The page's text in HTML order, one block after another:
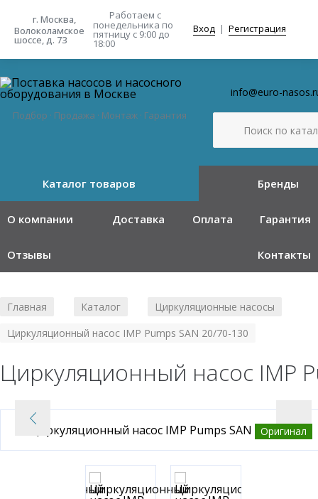
г. Москва,
Волоколамское
шоссе, д. 73
Работаем с
понедельника по
пятницу с 9:00 до
18:00
Вход | Регистрация
Подбор · Продажа · Монтаж · Гарантия
info@euro-
Каталог товаров Бренды
О компании Доставка Оплата Гарантия
Отзывы Контакты
Главная Каталог Циркуляционные насосы
Циркуляционный насос IMP Pumps SAN 20/70-130
Циркуляционный насос IMP
Оригинал